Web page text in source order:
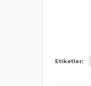
Etiketler: